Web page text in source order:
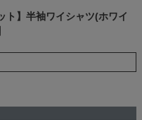
ト】半袖ワイシャツ(ホワイ